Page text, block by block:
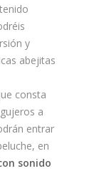
y
abejitas
consta
a
entrar
en
sonido